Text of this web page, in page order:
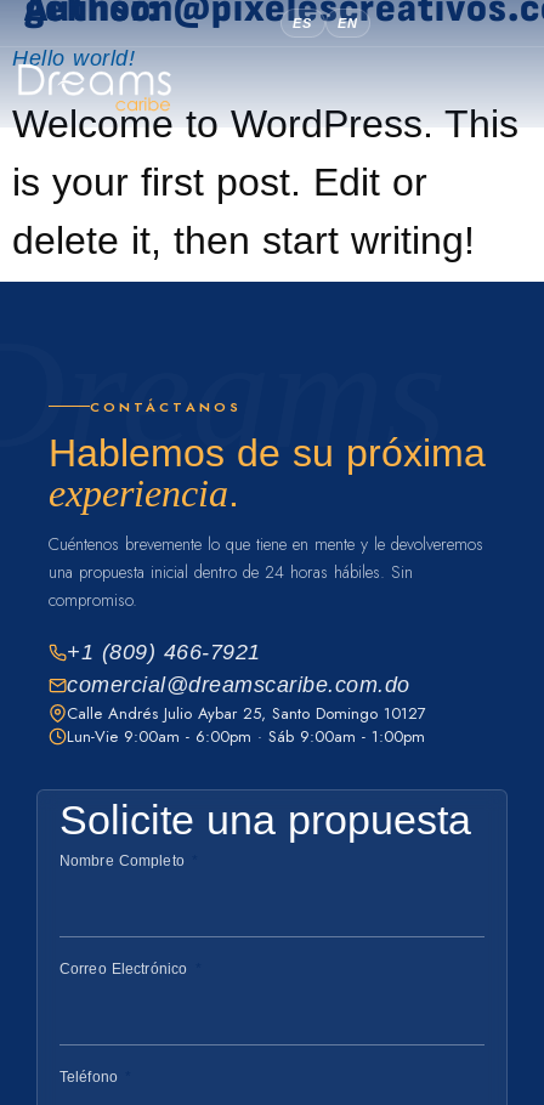
ES EN
Hello world!
Welcome to WordPress. This
is your first post. Edit or
delete it, then start writing!
CONTÁCTANOS
Hablemos de su próxima
experiencia.
Cuéntenos brevemente lo que tiene en mente y le devolveremos
una propuesta inicial dentro de 24 horas hábiles. Sin
compromiso.
+1 (809) 466-7921
comercial@dreamscaribe.com.do
Calle Andrés Julio Aybar 25, Santo Domingo 10127
Lun-Vie 9:00am - 6:00pm · Sáb 9:00am - 1:00pm
Solicite una propuesta
Nombre Completo
Correo Electrónico
Teléfono